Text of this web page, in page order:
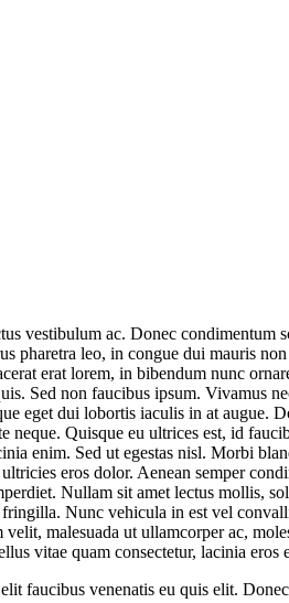
vestibulum ac. Donec
leo, in congue dui mauris
erat lorem, in bibendum nunc
Sed non faucibus ipsum. Vivamus
eget dui lobortis iaculis in at augue.
Quisque eu ultrices est, id
enim. Sed ut egestas nisl. Morbi
eros dolor. Aenean semper
Nullam sit amet lectus mollis,
Nunc vehicula in est vel
malesuada ut ullamcorper ac,
vitae quam consectetur, lacinia eros
faucibus venenatis eu quis elit.